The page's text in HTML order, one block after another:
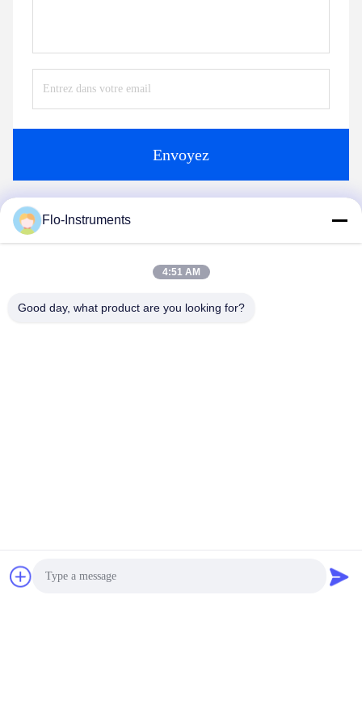
Envoyez
Produits semblables
Flo-Instruments
4:51 AM
Good day, what product are you looking for?